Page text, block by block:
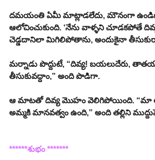
దమయంతి ఏమీ మాట్లాడలేదు, మౌనంగా
ఆలోచించుకుంది. ‘నేను వాళ్ళని చూడకపోతే
చెడ్డదానిలా మిగిలిపోతాను, అందుకైనా
మర్నాడు పొద్దుటే, “దివ్య! బయలుదేరు,
తీసుకువద్దాం,” అంది పొడిగా.
ఆ మాటతో దివ్య మొహం వెలిగిపోయింది. “మా
అమ్మకి మానవత్వం ఉంది,” అంది తల్లిని
******శుభం *******